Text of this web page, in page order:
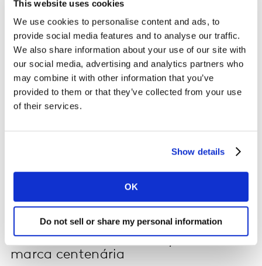
This website uses cookies
We use cookies to personalise content and ads, to
provide social media features and to analyse our traffic.
We also share information about your use of our site with
our social media, advertising and analytics partners who
may combine it with other information that you’ve
provided to them or that they’ve collected from your use
of their services.
Show details
OK
Do not sell or share my personal information
André Salles de Azevedo, superintendente de marketing
Nesse bate-papo, ele fala sobre a importância de uma
obsessão genuína pelo cliente e de um entendimento
profundo da essência da marca como alicerces para
campanhas relevantes. Mais do que criatividade, Salles
acredita que o processo exige respeito ao legado e
clareza sobre os limites e territórios que definem o
Itaú.
comemorações do centenário do banco. A iniciativa
refletiu uma combinação poderosa entre honrar o
Itaú fala sobre a construção de uma
marca centenária